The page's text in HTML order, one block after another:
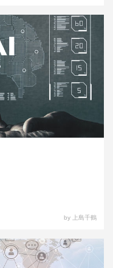
by 上島千鶴